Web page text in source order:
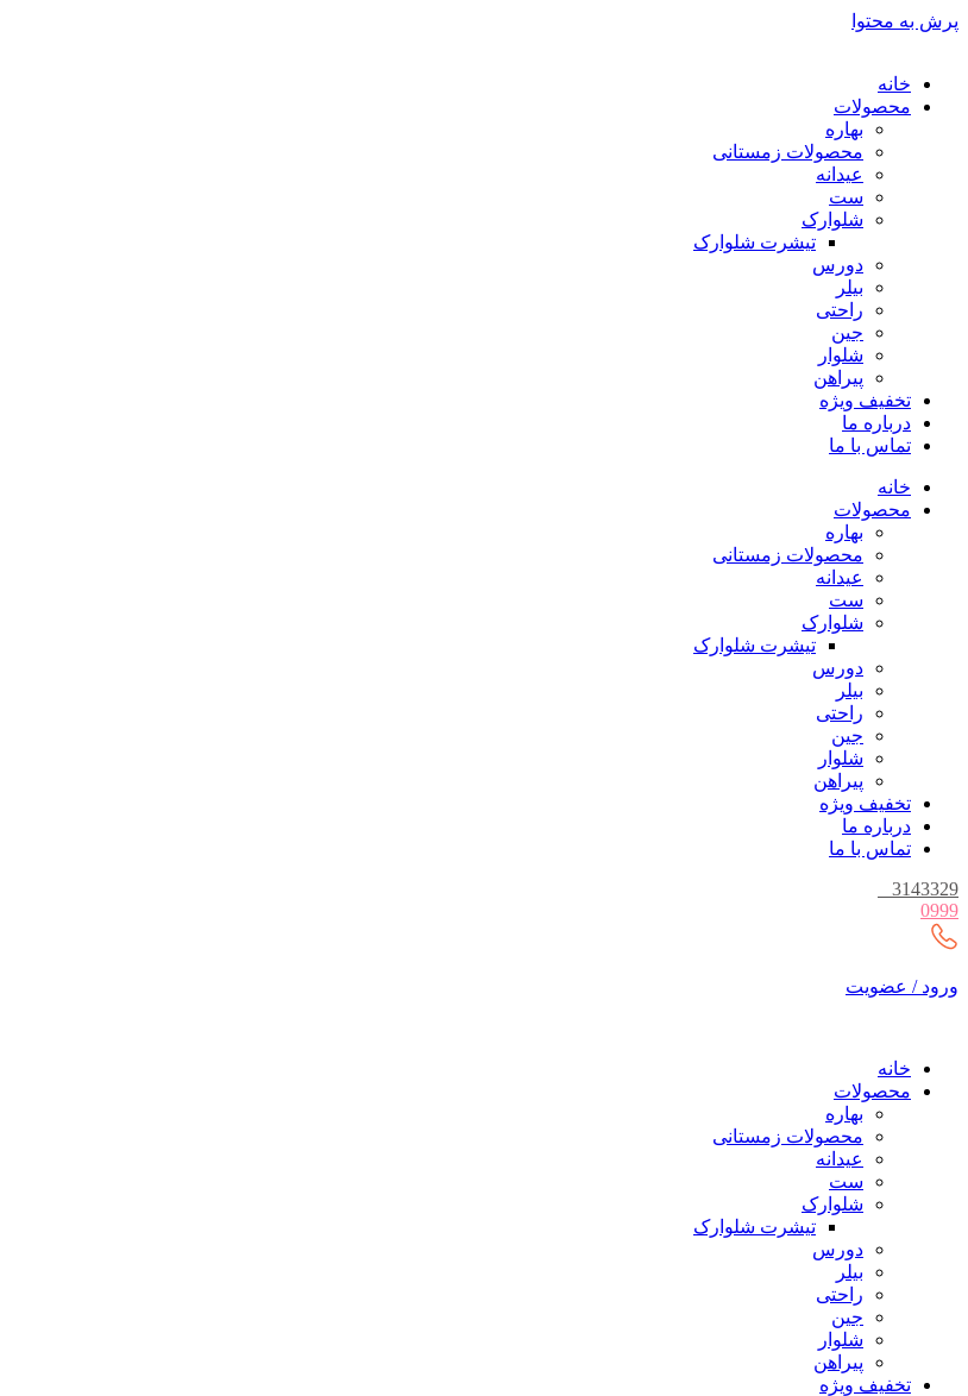
پرش به محتوا
خانه
محصولات
بهاره
محصولات زمستانی
عیدانه
ست
شلوارک
تیشرت شلوارک
دورس
بیلر
راحتی
جین
شلوار
پیراهن
تخفیف ویژه
درباره ما
تماس با ما
خانه
محصولات
بهاره
محصولات زمستانی
عیدانه
ست
شلوارک
تیشرت شلوارک
دورس
بیلر
راحتی
جین
شلوار
پیراهن
تخفیف ویژه
درباره ما
تماس با ما
3143329
0999
ورود / عضویت
خانه
محصولات
بهاره
محصولات زمستانی
عیدانه
ست
شلوارک
تیشرت شلوارک
دورس
بیلر
راحتی
جین
شلوار
پیراهن
تخفیف ویژه